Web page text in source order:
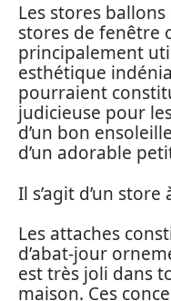
Les stores
stores de fenêtre
principalement
esthétique
pourraient
judicieuse pour
d’un bon
d’un adorable
Il s’agit d’un store
Les attaches
d’abat-jour
est très joli dans
maison. Ces